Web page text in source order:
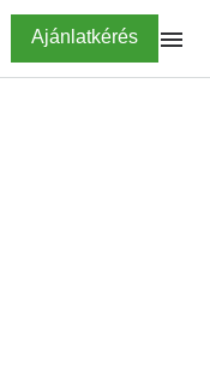
Highlighted
Ajánlatkérés